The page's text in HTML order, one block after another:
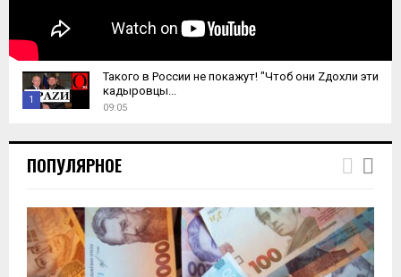
1
h
u
a
Такого в России не покажут! "Чтоб они Zдохли эти
кадыровцы...
09:05
ПОПУЛЯРНОЕ